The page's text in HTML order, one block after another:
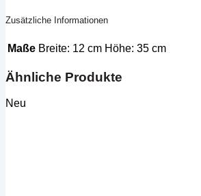
Zusätzliche Informationen
Maße Breite: 12 cm Höhe: 35 cm
Ähnliche Produkte
Neu